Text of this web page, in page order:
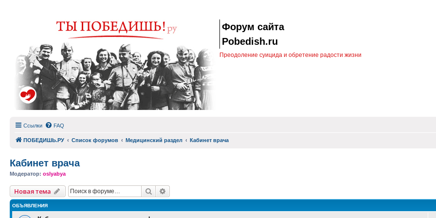
Форум сайта
Pobedish.ru
Преодоление суицида и обретение радости жизни
Ссылки FAQ
ПОБЕДИШЬ.РУ Список форумов Медицинский раздел Кабинет врача
Кабинет врача
Модератор: oslyabya
Новая тема Поиск
ОБЪЯВЛЕНИЯ